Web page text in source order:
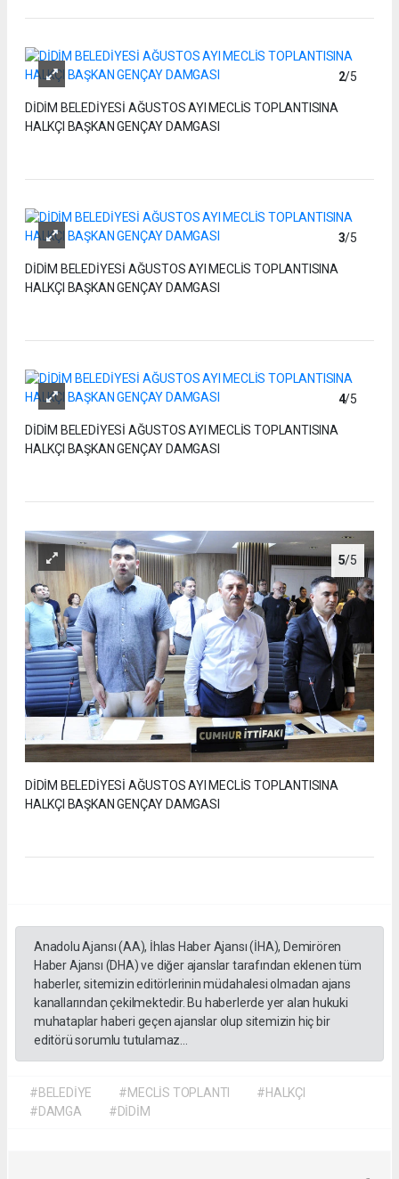
2/5
DİDİM BELEDİYESİ AĞUSTOS AYI MECLİS TOPLANTISINA
HALKÇI BAŞKAN GENÇAY DAMGASI
3/5
DİDİM BELEDİYESİ AĞUSTOS AYI MECLİS TOPLANTISINA
HALKÇI BAŞKAN GENÇAY DAMGASI
4/5
DİDİM BELEDİYESİ AĞUSTOS AYI MECLİS TOPLANTISINA
HALKÇI BAŞKAN GENÇAY DAMGASI
5/5
DİDİM BELEDİYESİ AĞUSTOS AYI MECLİS TOPLANTISINA
HALKÇI BAŞKAN GENÇAY DAMGASI
Anadolu Ajansı (AA), İhlas Haber Ajansı (İHA), Demirören
Haber Ajansı (DHA) ve diğer ajanslar tarafından eklenen tüm
haberler, sitemizin editörlerinin müdahalesi olmadan ajans
kanallarından çekilmektedir. Bu haberlerde yer alan hukuki
muhataplar haberi geçen ajanslar olup sitemizin hiç bir
editörü sorumlu tutulamaz...
#BELEDİYE #MECLİS TOPLANTI
#HALKÇI
#DAMGA
#DİDİM